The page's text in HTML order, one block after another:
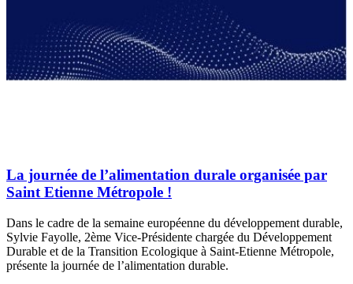
La journée de l’alimentation durale organisée par
Saint Etienne Métropole !
Dans le cadre de la semaine européenne du développement durable,
Sylvie Fayolle, 2ème Vice-Présidente chargée du Développement
Durable et de la Transition Ecologique à Saint-Etienne Métropole,
présente la journée de l’alimentation durable.